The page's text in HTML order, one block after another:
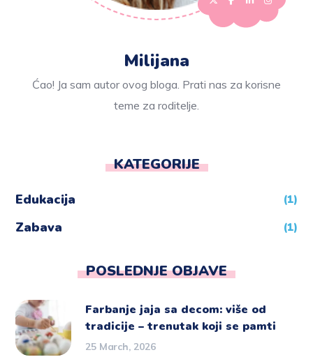
Milijana
Ćao! Ja sam autor ovog bloga. Prati nas za korisne
teme za roditelje.
KATEGORIJE
Edukacija (1)
Zabava (1)
POSLEDNJE OBJAVE
Farbanje jaja sa decom: više od
tradicije – trenutak koji se pamti
25 March, 2026